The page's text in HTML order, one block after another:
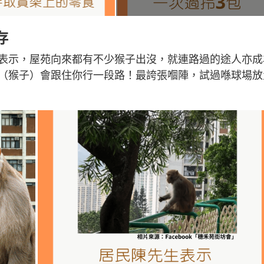
示，屋苑向來都有不少猴子出沒，就連路過的途人亦
猴子）會跟住你行一段路！最誇張嗰陣，試過喺球場